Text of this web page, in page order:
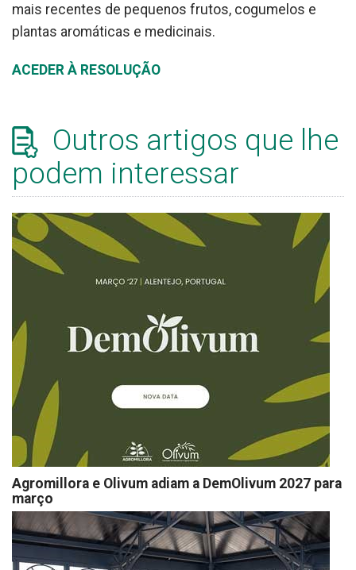
mais recentes de pequenos frutos, cogumelos e
plantas aromáticas e medicinais.
ACEDER À RESOLUÇÃO
Outros artigos que lhe
podem interessar
Agromillora e Olivum adiam a DemOlivum 2027 para
março